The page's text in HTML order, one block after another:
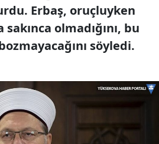
Erbaş, oruçluyken
olmadığını, bu
söyledi.